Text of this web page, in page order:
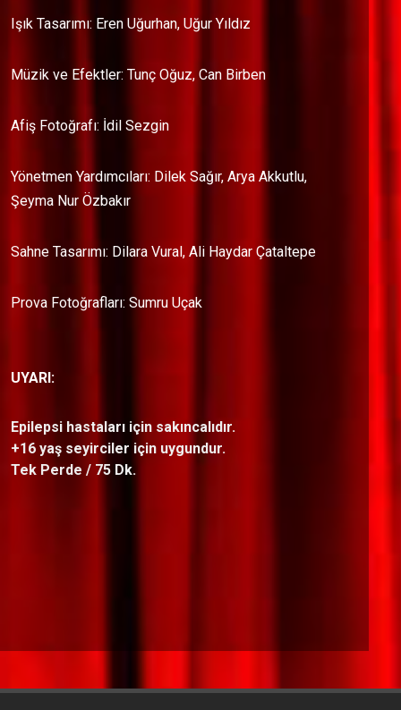
Işık Tasarımı: Eren Uğurhan, Uğur Yıldız
Müzik ve Efektler: Tunç Oğuz, Can Birben
Afiş Fotoğrafı: İdil Sezgin
Yönetmen Yardımcıları: Dilek Sağır, Arya Akkutlu,
Şeyma Nur Özbakır
Sahne Tasarımı: Dilara Vural, Ali Haydar Çataltepe
Prova Fotoğrafları: Sumru Uçak
UYARI:
Epilepsi hastaları için sakıncalıdır.
+16 yaş seyirciler için uygundur.
Tek Perde / 75 Dk.